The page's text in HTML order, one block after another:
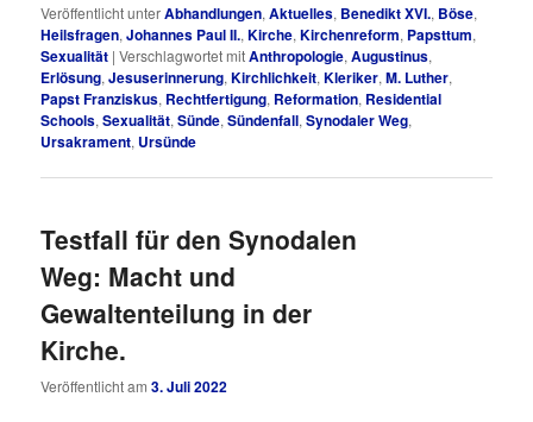
Veröffentlicht unterAbhandlungen,Aktuelles, Benedikt XVI., Böse,
Heilsfragen,Johannes Paul II.,Kirche,Kirchenreform, Papsttum,
Sexualität |Verschlagwortet mitAnthropologie,Augustinus,
Erlösung,Jesuserinnerung,Kirchlichkeit,Kleriker,M. Luther,
Papst Franziskus, Rechtfertigung, Reformation, Residential
Schools,Sexualität,Sünde,Sündenfall,Synodaler Weg,
Ursakrament, Ursünde
Testfall für den Synodalen
Weg: Macht und
Gewaltenteilung in der
Kirche.
Veröffentlicht am3. Juli 2022